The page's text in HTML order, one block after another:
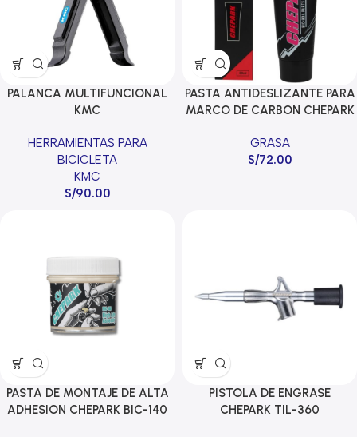
PALANCA MULTIFUNCIONAL
KMC
HERRAMIENTAS PARA
BICICLETA
KMC
S/90.00
PASTA ANTIDESLIZANTE PARA
MARCO DE CARBON CHEPARK
GRASA
S/72.00
PASTA DE MONTAJE DE ALTA
ADHESION CHEPARK BIC-140
PISTOLA DE ENGRASE
CHEPARK TIL-360